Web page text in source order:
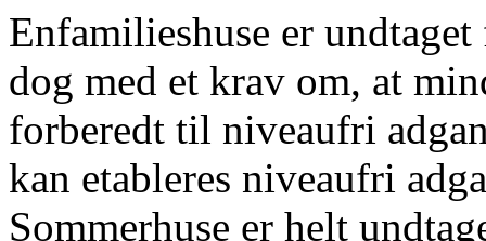
Enfamilieshuse er
dog med et krav om, at
forberedt til niveaufri
kan etableres niveaufri
Sommerhuse er helt